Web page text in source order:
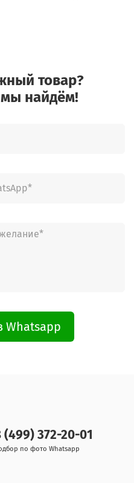
товар?
найдём!
Whatsapp
(499) 372-20-01
по фото Whatsapp